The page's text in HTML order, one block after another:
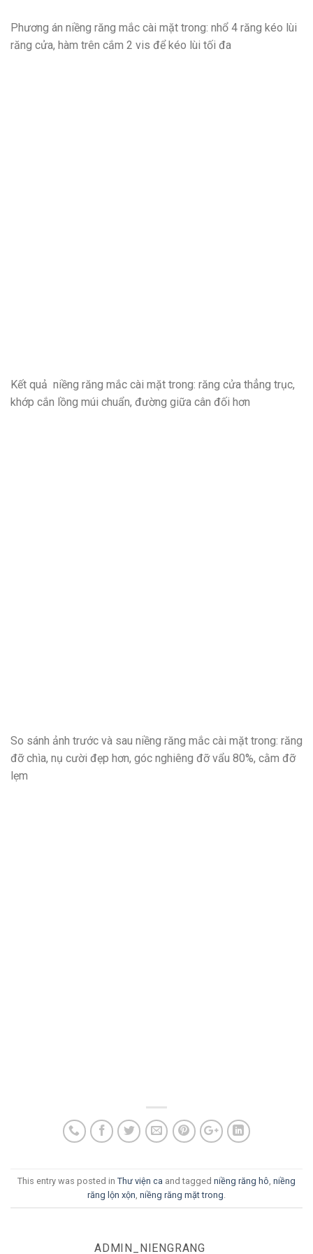
Phương án niềng răng mắc cài mặt trong: nhổ 4 răng kéo lùi
răng cửa, hàm trên cắm 2 vis để kéo lùi tối đa
Kết quả niềng răng mắc cài mặt trong: răng cửa thẳng trục,
khớp cắn lồng múi chuẩn, đường giữa cân đối hơn
So sánh ảnh trước và sau niềng răng mắc cài mặt trong: răng
đỡ chìa, nụ cười đẹp hơn, góc nghiêng đỡ vẩu 80%, cằm đỡ
lẹm
This entry was posted in Thư viện ca and tagged niềng răng hô niềng
răng lộn xộn niềng răng mặt trong
ADMIN_NIENGRANG